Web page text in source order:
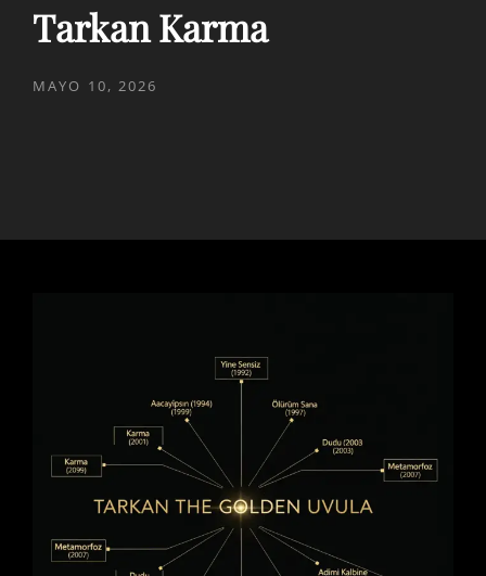
Tarkan Karma
PUBLICADO
MAYO 10, 2026